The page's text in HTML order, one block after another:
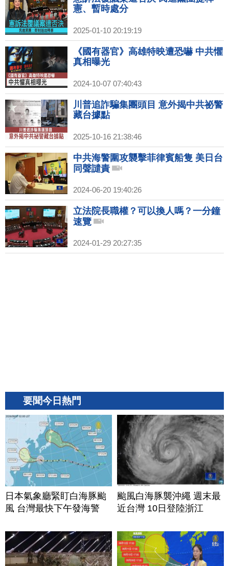
憲、暫時處分
2025-01-10 20:19:19
《國有器官》高雄特映遭恐嚇 中共懼
真相曝光
2024-10-07 07:40:43
川普追詐騙集團頭目 意外揭中共祕警
藏台據點
2025-10-16 21:38:46
中共海警圍攻襲擊菲律賓船隻 美日台
同聲譴責
2024-06-20 19:40:26
立法院長職權？可以換人嗎？一分鐘
速覽
2024-01-29 20:27:35
要聞今日熱門
日本氣象廳緊盯白海豚颱
風 台灣最快下午發海警
颱風白海豚襲沖繩 週末最
近台灣 10日登陸浙江